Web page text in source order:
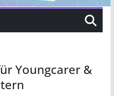
Youngcarer &